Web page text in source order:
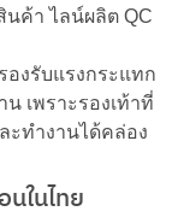
นค้า ไลน์ผลิต QC
งรับแรงกระแทก
เพราะรองเท้าที่
ะทำงานได้คล่อง
ในไทย